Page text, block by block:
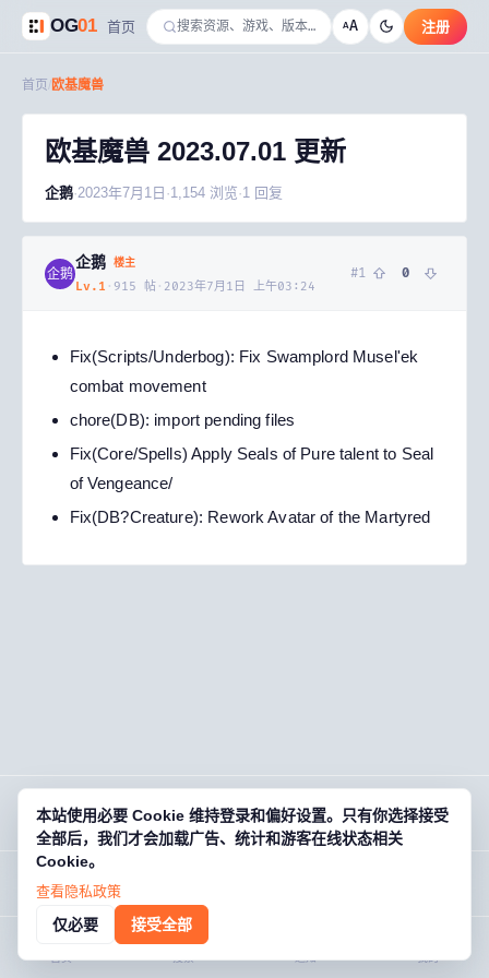
本站使用必要 Cookie 维持登录和偏好设置。只有你选择接受
全部后，我们才会加载广告、统计和游客在线状态相关
Cookie。
查看隐私政策
仅必要 接受全部
OG01 首页 AA 注册
首页 欧基魔兽
欧基魔兽 2023.07.01 更新
企鹅·2023年7月1日 ·1,154 浏览·1 回复
企鹅
企鹅 楼主
Lv. 1 · 915 帖 · 2023年7月1日 上午03:24
#1 0
Fix(Scripts/Underbog): Fix Swamplord Musel'ek
combat movement
chore(DB): import pending files
Fix(Core/Spells) Apply Seals of Pure talent to Seal
of Vengeance/
Fix(DB?Creature): Rework Avatar of the Martyred
欧基魔兽 2023.07.01 更新
回复 ·1,154
OG01· 欧基零壹
关于 规则 帮助